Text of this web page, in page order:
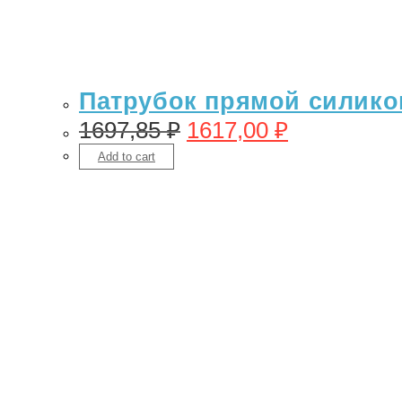
Патрубок прямой
1697,85₽ 1617,00 ₽
Add to cart